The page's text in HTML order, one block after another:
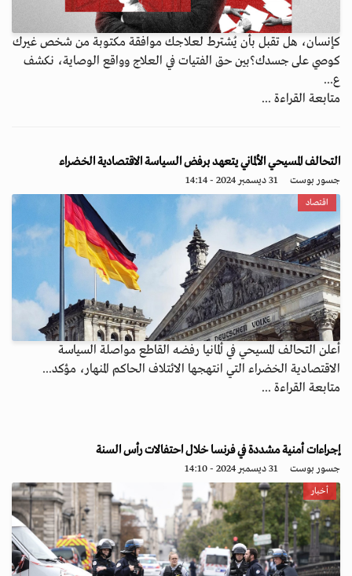
كإنسان، هل تقبل بأن يُشترط لعلاجك موافقة مكتوبة من شخص غيرك
كوصي على جسدك؟بين حق الفتيات في العلاج وواقع الوصاية، نكشف
ع...
متابعة القراءة ...
التحالف المسيحي الألماني يتعهد برفض السياسة الاقتصادية الخضراء
جسور بوست 31 ديسمبر 2024 - 14:14
اقتصاد
أعلن التحالف المسيحي في ألمانيا رفضه القاطع مواصلة السياسة
الاقتصادية الخضراء التي انتهجها الائتلاف الحاكم المنهار، مؤكد...
متابعة القراءة ...
إجراءات أمنية مشددة في فرنسا خلال احتفالات رأس السنة
جسور بوست 31 ديسمبر 2024 - 14:10
أخبار